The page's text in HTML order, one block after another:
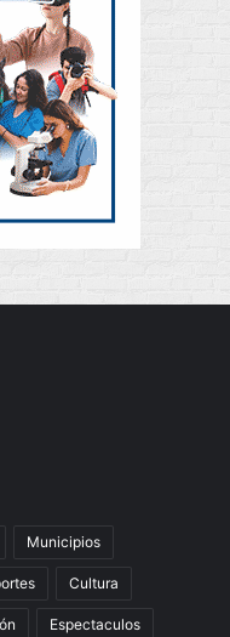
Municipios
Cultura
Espectaculos